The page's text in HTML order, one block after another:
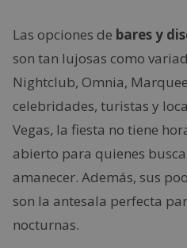
Las opciones de bares y
son tan lujosas como
Nightclub, Omnia,
celebridades, turistas y
Vegas, la fiesta no tiene
abierto para quienes
amanecer. Además, sus
son la antesala perfecta
nocturnas.